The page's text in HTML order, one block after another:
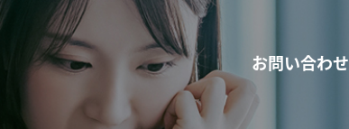
お問い合わせ